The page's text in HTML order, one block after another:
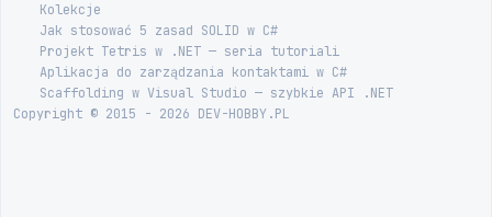
Kolekcje
Jak stosować 5 zasad SOLID w C#
Projekt Tetris w .NET — seria tutoriali
Aplikacja do zarządzania kontaktami w C#
Scaffolding w Visual Studio — szybkie API .NET
Copyright © 2015 - 2026 DEV-HOBBY.PL